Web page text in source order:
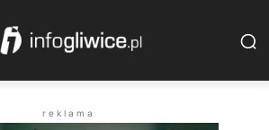
r e k l a m a